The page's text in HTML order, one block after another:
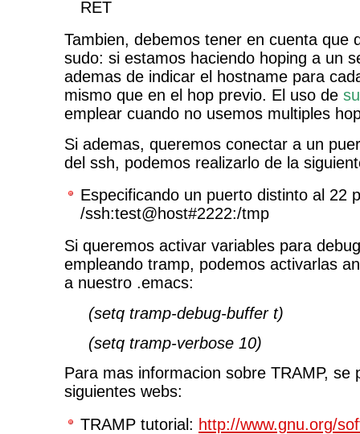
RET
Tambien, debemos tener en cuenta que
sudo: si estamos haciendo hoping a un
ademas de indicar el hostname para
mismo que en el hop previo. El uso de
emplear cuando no usemos multiples
Si ademas, queremos conectar a un
del ssh, podemos realizarlo de la
Especificando un puerto distinto al 22
/ssh:test@host#2222:/tmp
Si queremos activar variables para
empleando tramp, podemos activarlas
a nuestro .emacs:
(setq tramp-debug-buffer t)
(setq tramp-verbose 10)
Para mas informacion sobre TRAMP, se
siguientes webs:
TRAMP tutorial: http://www.gnu.org/